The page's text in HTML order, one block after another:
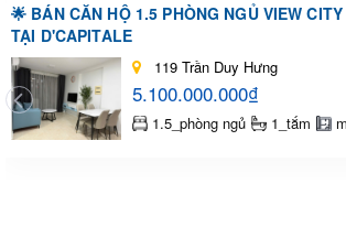
🌟 BÁN CĂN HỘ 1.5 PHÒNG NGỦ VIEW
TẠI D'CAPITALE
119 Trần Duy Hưng
5.100.000.000₫
1.5_phòng ngủ 1_tắm